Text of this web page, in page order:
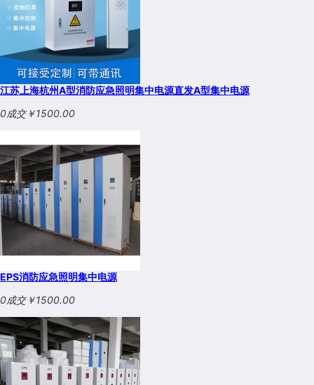
江苏上海杭州A型消防应急照明集中电源直发A型集中电源
0成交￥1500.00
EPS消防应急照明集中电源
0成交￥1500.00